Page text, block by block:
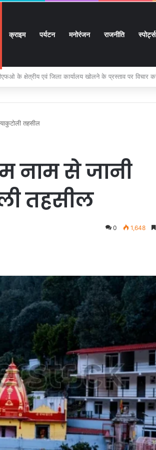
क्राइम पर्यटन मनोरंजन राजनीति स्पोर्ट्स
के घर जाएंगे बीएलओ, करेंगे नोटिसों का निस्तारण
तहसील
नाम से जानी
तहसील
0 1,648